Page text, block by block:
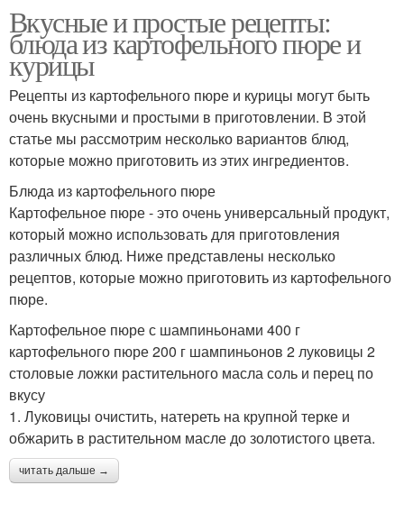
Вкусные и простые рецепты:
блюда из картофельного пюре и
курицы
Рецепты из картофельного пюре и курицы могут быть
очень вкусными и простыми в приготовлении. В этой
статье мы рассмотрим несколько вариантов блюд,
которые можно приготовить из этих ингредиентов.
Блюда из картофельного пюре
Картофельное пюре - это очень универсальный продукт,
который можно использовать для приготовления
различных блюд. Ниже представлены несколько
рецептов, которые можно приготовить из картофельного
пюре.
Картофельное пюре с шампиньонами 400 г
картофельного пюре 200 г шампиньонов 2 луковицы 2
столовые ложки растительного масла соль и перец по
вкусу
1. Луковицы очистить, натереть на крупной терке и
обжарить в растительном масле до золотистого цвета.
читать дальше →